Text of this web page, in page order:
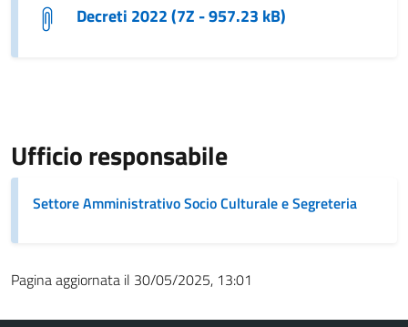
Decreti 2022 (7Z - 957.23 kB)
Ufficio responsabile
Settore Amministrativo Socio Culturale e Segreteria
Pagina aggiornata il 30/05/2025, 13:01